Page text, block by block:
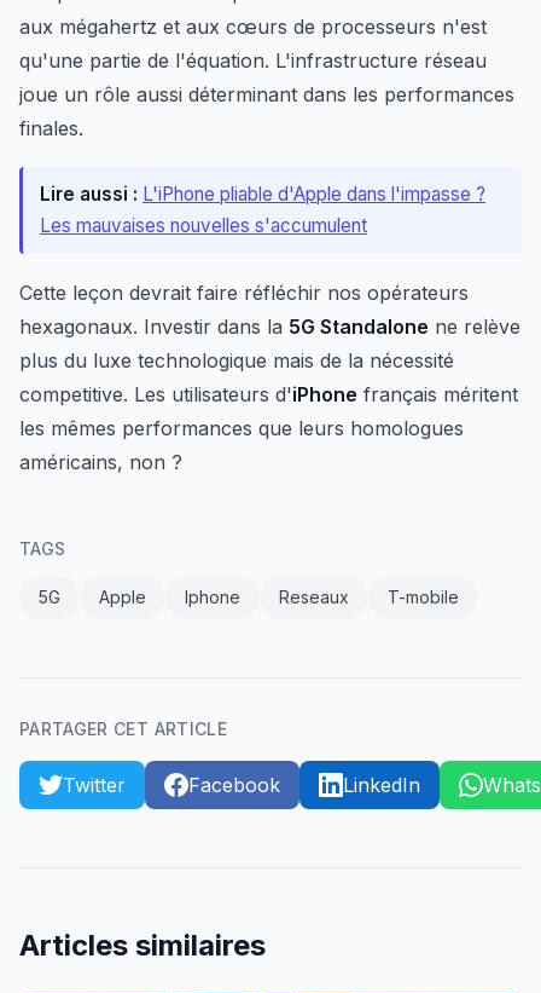
aux mégahertz et aux cœurs de processeurs n'est
qu'une partie de l'équation. L'infrastructure réseau
joue un rôle aussi déterminant dans les performances
finales.
Lire aussi : L'iPhone pliable d'Apple dans l'impasse ?
Les mauvaises nouvelles s'accumulent
Cette leçon devrait faire réfléchir nos opérateurs
hexagonaux. Investir dans la 5G Standalone ne relève
plus du luxe technologique mais de la nécessité
competitive. Les utilisateurs d'iPhone français méritent
les mêmes performances que leurs homologues
américains, non ?
TAGS
5G Apple Iphone Reseaux T-mobile
PARTAGER CET ARTICLE
Twitter Facebook LinkedIn
Articles similaires